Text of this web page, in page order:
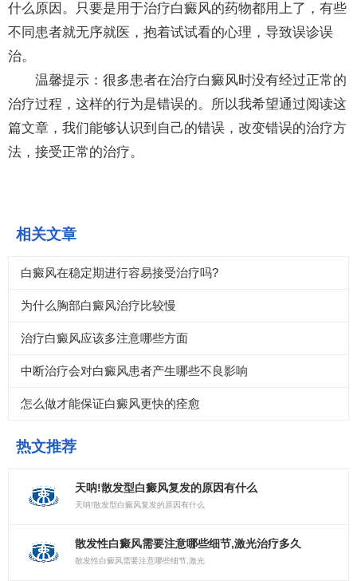
什么原因。只要是用于治疗白癜风的药物都用上了，有些
不同患者就无序就医，抱着试试看的心理，导致误诊误
治。
温馨提示：很多患者在治疗白癜风时没有经过正常的
治疗过程，这样的行为是错误的。所以我希望通过阅读这
篇文章，我们能够认识到自己的错误，改变错误的治疗方
法，接受正常的治疗。
相关文章
白癜风在稳定期进行容易接受治疗吗?
为什么胸部白癜风治疗比较慢
治疗白癜风应该多注意哪些方面
中断治疗会对白癜风患者产生哪些不良影响
怎么做才能保证白癜风更快的痊愈
热文推荐
天呐!散发型白癜风复发的原因有什么
天呐!散发型白癜风复发的原因有什么
散发性白癜风需要注意哪些细节,激光治疗多久
散发性白癜风需要注意哪些细节,激光